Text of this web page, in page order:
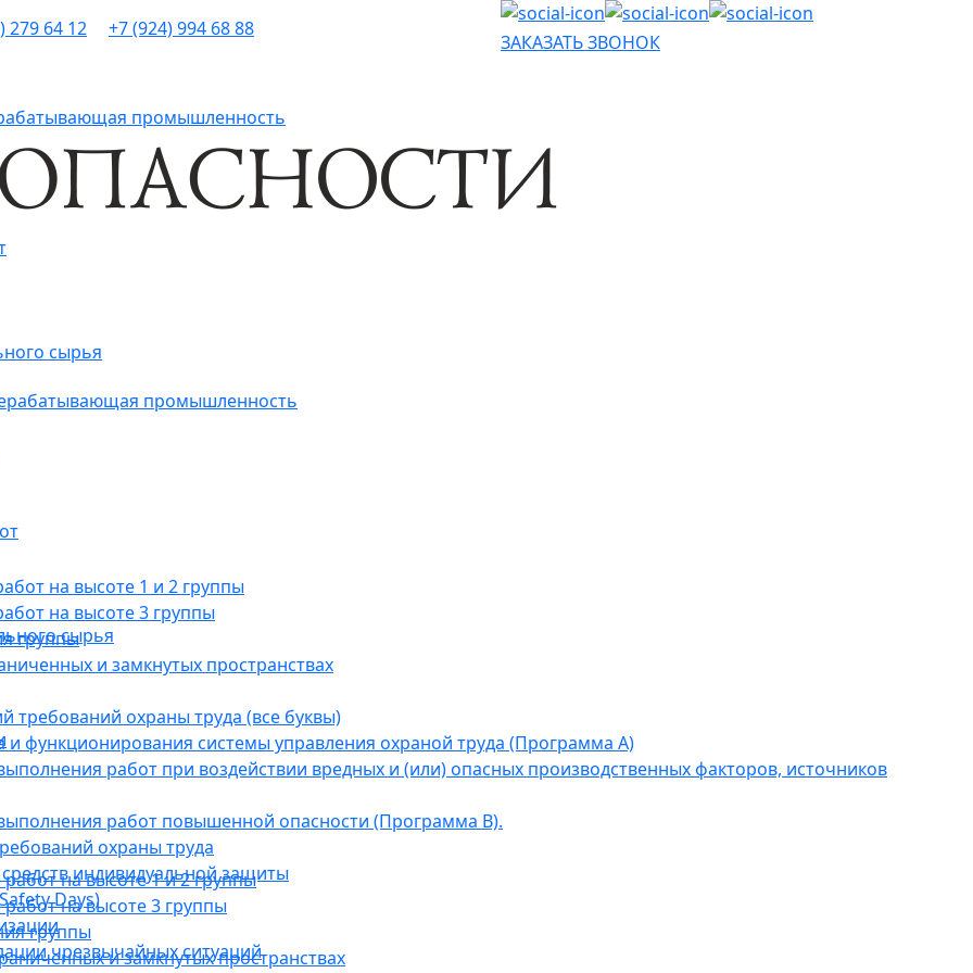
промышленность
сырья
на высоте 1 и 2 группы
на высоте 3 группы
группы
и замкнутых пространствах
требований охраны труда (все буквы)
функционирования системы управления охраной труда (Программа А)
работ при воздействии вредных и (или) опасных производственных факторов, источников
работ повышенной опасности (Программа В).
охраны труда
индивидуальной защиты
Days)
чрезвычайных ситуаций
279 64 12 +7 (924) 994 68 88
ЗАКАЗАТЬ ЗВОНОК
промышленность
сырья
на высоте 1 и 2 группы
на высоте 3 группы
группы
и замкнутых пространствах